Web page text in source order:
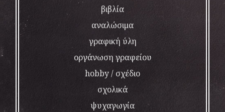
βιβλία
αναλώσιμα
γραφική ύλη
οργάνωση γραφείου
hobby / σχέδιο
σχολικά
ψυχαγωγία